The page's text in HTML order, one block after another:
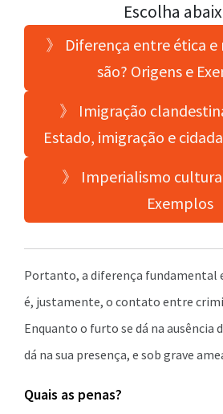
Escolha
》 Diferença entre ética e
são? Origens e
》 Imigração
Estado, imigração e
》 Imperialismo
Exemplos
Portanto, a diferença fundamental
é, justamente, o contato entre
Enquanto o furto se dá na ausência
dá na sua presença, e sob grave
Quais as penas?